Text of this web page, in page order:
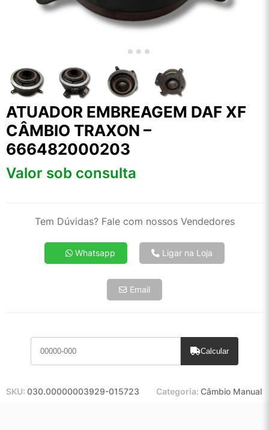
ATUADOR EMBREAGEM DAF XF
CÂMBIO TRAXON –
666482000203
Valor sob consulta
Tem Dúvidas? Fale com nossos Vendedores
Whatsapp Ligar na Loja
Email
Calcular
SKU: 030.00000003929-015723 Categoria: Câmbio Manual